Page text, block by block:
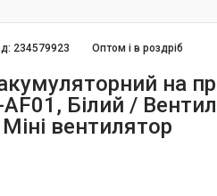
Оптом і в роздріб
234579923
на
AF01, Білий /
вентилятор